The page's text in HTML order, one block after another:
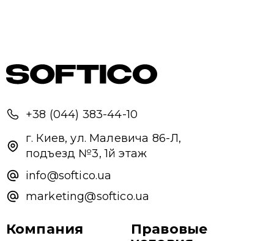
+38 (044) 383-44-10
г. Киев, ул. Малевича 86-Л,
подъезд №3, 1й этаж
info@softico.ua
marketing@softico.ua
Компания
Правовые